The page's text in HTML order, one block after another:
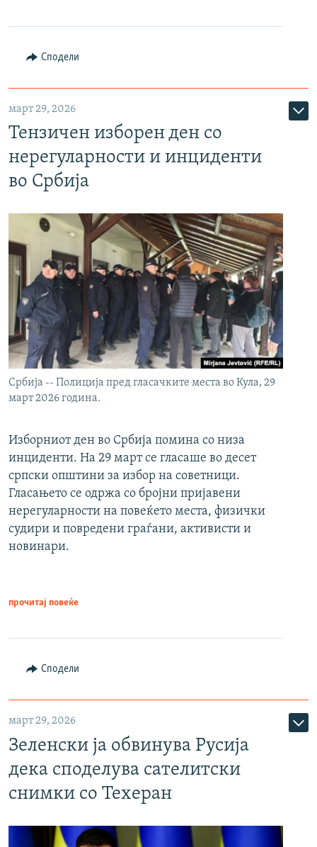
Сподели
март 29, 2026
Тензичен изборен ден со
нерегуларности и инциденти
во Србија
Србија -- Полиција пред гласачките места во Кула, 29
март 2026 година.
Изборниот ден во Србија помина со низа
инциденти. На 29 март се гласаше во десет
српски општини за избор на советници.
Гласањето се одржа со бројни пријавени
нерегуларности на повеќето места, физички
судири и повредени граѓани, активисти и
новинари.
прочитај повеќе
Сподели
март 29, 2026
Зеленски ја обвинува Русија
дека споделува сателитски
снимки со Техеран